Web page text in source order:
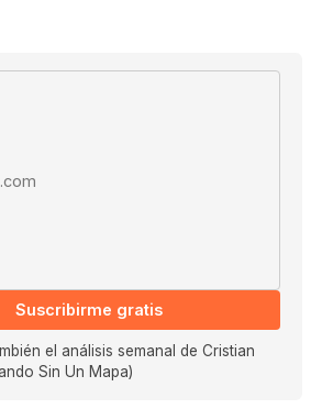
Suscribirme gratis
el análisis semanal de Cristian
Sin Un Mapa)